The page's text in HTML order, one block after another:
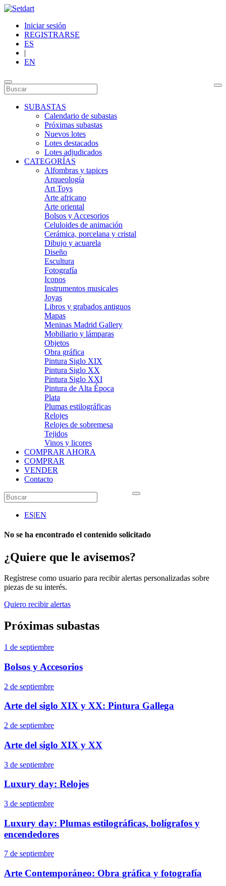
Iniciar sesión
REGISTRARSE
ES
|
EN
SUBASTAS
Calendario de subastas
Próximas subastas
Nuevos lotes
Lotes destacados
Lotes adjudicados
CATEGORÍAS
Alfombras y tapices
Arqueología
Art Toys
Arte africano
Arte oriental
Bolsos y Accesorios
Celuloides de animación
Cerámica, porcelana y cristal
Dibujo y acuarela
Diseño
Escultura
Fotografía
Iconos
Instrumentos musicales
Joyas
Libros y grabados antiguos
Mapas
Meninas Madrid Gallery
Mobiliario y lámparas
Objetos
Obra gráfica
Pintura Siglo XIX
Pintura Siglo XX
Pintura Siglo XXI
Pintura de Alta Época
Plata
Plumas estilográficas
Relojes
Relojes de sobremesa
Tejidos
Vinos y licores
COMPRAR AHORA
COMPRAR
VENDER
Contacto
ES|EN
No se ha encontrado el contenido solicitado
¿Quiere que le avisemos?
Regístrese como usuario para recibir alertas personalizadas sobre
piezas de su interés.
Quiero recibir alertas
Próximas subastas
1 de septiembre
Bolsos y Accesorios
2 de septiembre
Arte del siglo XIX y XX: Pintura Gallega
2 de septiembre
Arte del siglo XIX y XX
3 de septiembre
Luxury day: Relojes
3 de septiembre
Luxury day: Plumas estilográficas, bolígrafos y
encendedores
7 de septiembre
Arte Contemporáneo: Obra gráfica y fotografía